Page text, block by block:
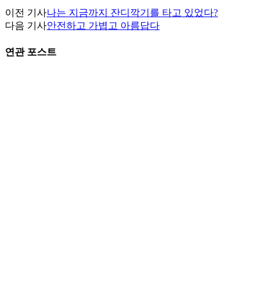
이전 기사나는 지금까지 잔디깍기를 타고 있었다?
다음 기사안전하고 가볍고 아름답다
연관 포스트